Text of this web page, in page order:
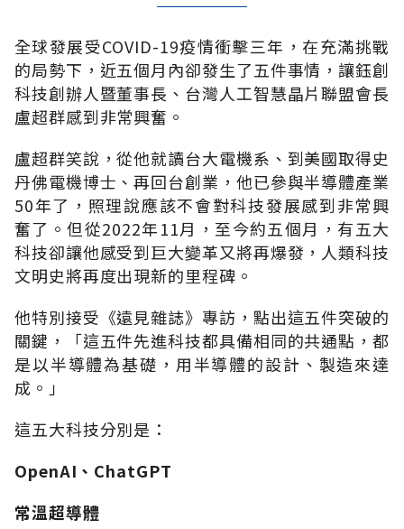
全球發展受COVID-19疫情衝擊三年，在充滿挑戰
的局勢下，近五個月內卻發生了五件事情，讓鈺創
科技創辦人暨董事長、台灣人工智慧晶片聯盟會長
盧超群感到非常興奮。
盧超群笑說，從他就讀台大電機系、到美國取得史
丹佛電機博士、再回台創業，他已參與半導體產業
50年了，照理說應該不會對科技發展感到非常興
奮了。但從2022年11月，至今約五個月，有五大
科技卻讓他感受到巨大變革又將再爆發，人類科技
文明史將再度出現新的里程碑。
他特別接受《遠見雜誌》專訪，點出這五件突破的
關鍵，「這五件先進科技都具備相同的共通點，都
是以半導體為基礎，用半導體的設計、製造來達
成。」
這五大科技分別是：
OpenAI 、 ChatGPT
常溫超導體